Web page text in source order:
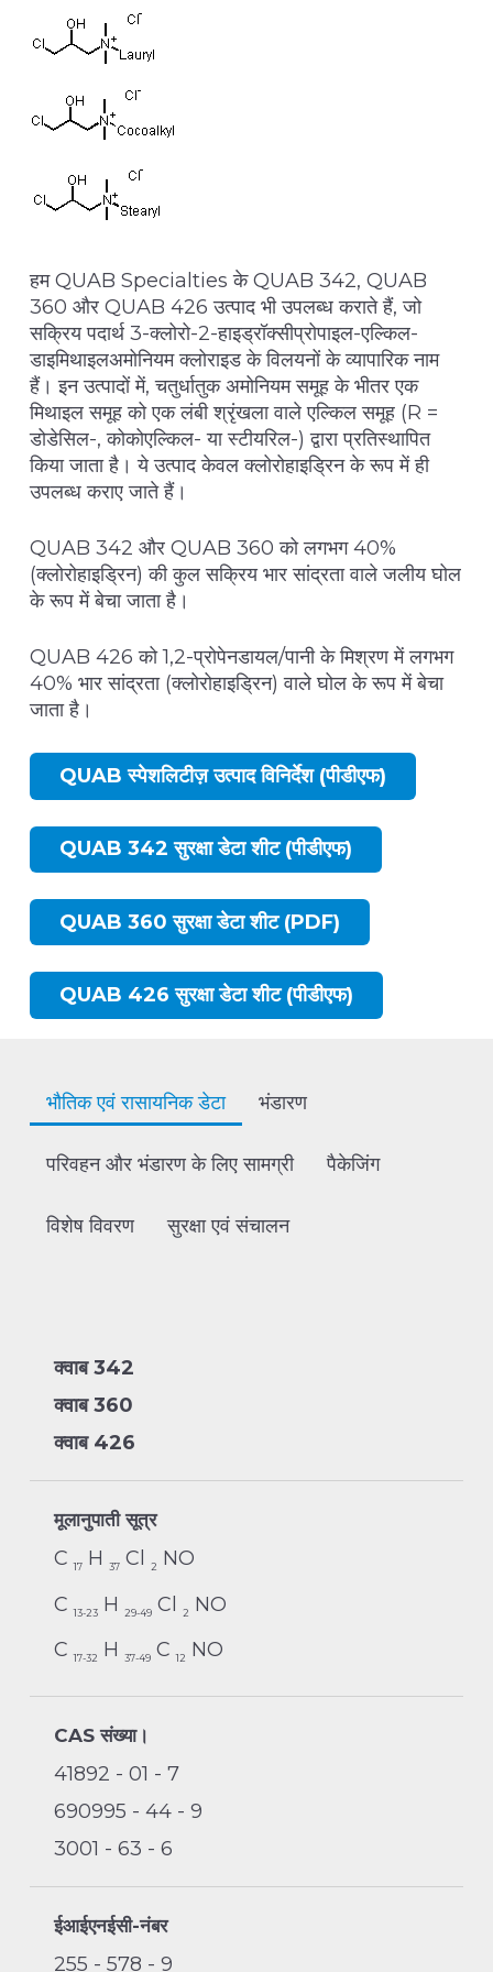
हम QUAB Specialties के QUAB 342, QUAB
360 और QUAB 426 उत्पाद भी उपलब्ध कराते हैं, जो
सक्रिय पदार्थ 3-क्लोरो-2-हाइड्रॉक्सीप्रोपाइल-एल्किल-
डाइमिथाइलअमोनियम क्लोराइड के विलयनों के व्यापारिक नाम
हैं। इन उत्पादों में, चतुर्धातुक अमोनियम समूह के भीतर एक
मिथाइल समूह को एक लंबी श्रृंखला वाले एल्किल समूह (R =
डोडेसिल-, कोकोएल्किल- या स्टीयरिल-) द्वारा प्रतिस्थापित
किया जाता है। ये उत्पाद केवल क्लोरोहाइड्रिन के रूप में ही
उपलब्ध कराए जाते हैं।
QUAB 342 और QUAB 360 को लगभग 40%
(क्लोरोहाइड्रिन) की कुल सक्रिय भार सांद्रता वाले जलीय घोल
के रूप में बेचा जाता है।
QUAB 426 को 1,2-प्रोपेनडायल/पानी के मिश्रण में लगभग
40% भार सांद्रता (क्लोरोहाइड्रिन) वाले घोल के रूप में बेचा
जाता है।
QUAB स्पेशलिटीज़ उत्पाद विनिर्देश (पीडीएफ)
QUAB 342 सुरक्षा डेटा शीट (पीडीएफ)
QUAB 360 सुरक्षा डेटा शीट (PDF)
QUAB 426 सुरक्षा डेटा शीट (पीडीएफ)
भौतिक एवं रासायनिक डेटा भंडारण
परिवहन और भंडारण के लिए सामग्री पैकेजिंग
विशेष विवरण सुरक्षा एवं संचालन
क्वाब 342
क्वाब 360
क्वाब 426
मूलानुपाती सूत्र
C17H 37Cl 2
NO
C13-23H 29-49Cl 2
NO
C17-32 H 37-49C12 NO
CAS संख्या।
41892 - 01 - 7
690995 - 44 - 9
3001 - 63 - 6
ईआईएनईसी-नंबर
255 - 578 - 9